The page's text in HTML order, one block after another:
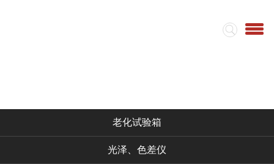
老化试验箱
光泽、色差仪